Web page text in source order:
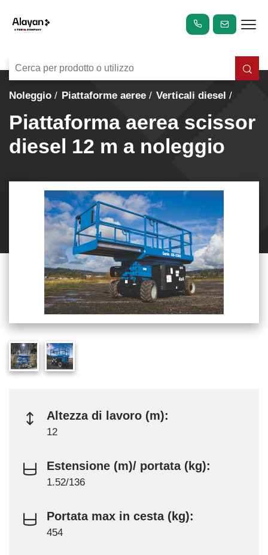
Noleggio Piattaforme aeree Verticali diesel
Piattaforma aerea scissor
diesel 12 m a noleggio
Altezza di lavoro (m):
12
Estensione (m)/ portata (kg):
1.52/136
Portata max in cesta (kg):
454